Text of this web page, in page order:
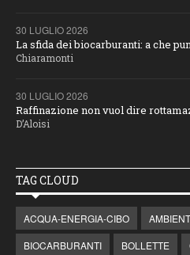
30 LUGLIO 2026
La sfida dei biocarburanti: a che
Chiaramonti
30 LUGLIO 2026
Raffinazione non vuol dire
D’Aloisi
TAG CLOUD
ACQUA-ENERGIA-CIBO
BIOCARBURANTI
BOLLETTE